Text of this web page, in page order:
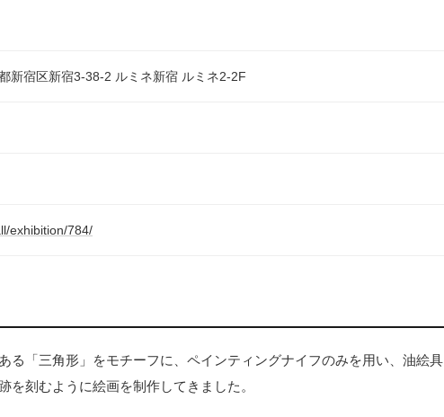
新宿区新宿3-38-2 ルミネ新宿 ルミネ2‐2F
exhibition/784/
る「三角形」をモチーフに、ペインティングナイフのみを用い、油絵具
を刻むように絵画を制作してきました。